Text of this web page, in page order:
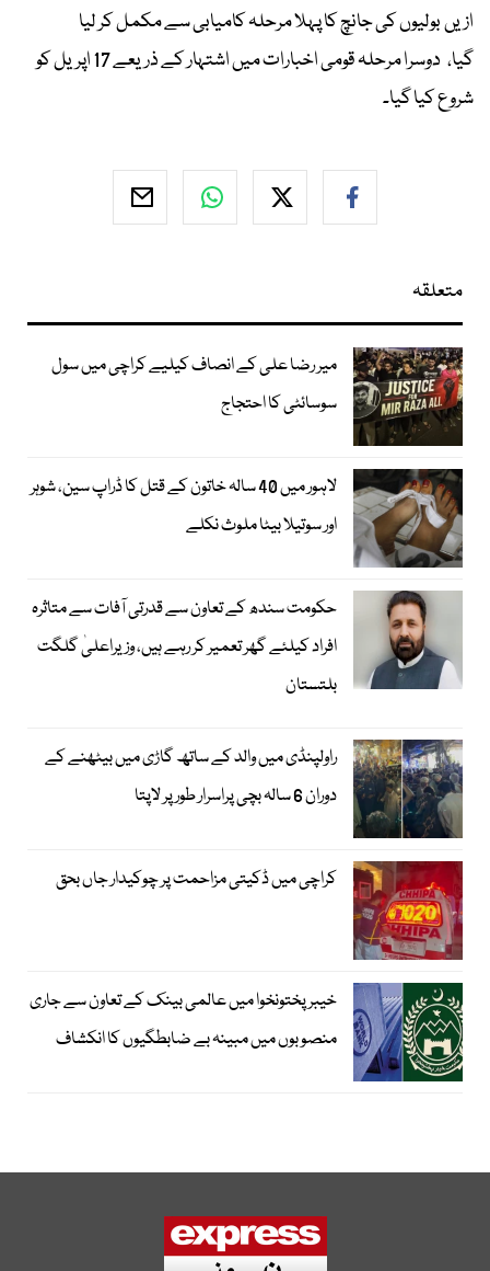
ازیں بولیوں کی جانچ کا پہلا مرحلہ کامیابی سے مکمل کر لیا
گیا، دوسرا مرحلہ قومی اخبارات میں اشتہار کے ذریعے 17 اپریل کو
شروع کیا گیا۔
متعلقہ
میر رضا علی کے انصاف کیلیے کراچی میں سول
سوسائٹی کا احتجاج
لاہور میں 40 سالہ خاتون کے قتل کا ڈراپ سین، شوہر
اور سوتیلا بیٹا ملوث نکلے
حکومت سندھ کے تعاون سے قدرتی آفات سے متاثرہ
افراد کیلئے گھر تعمیر کر رہے ہیں، وزیراعلیٰ گلگت
بلتستان
راولپنڈی میں والد کے ساتھ گاڑی میں بیٹھنے کے
دوران 6 سالہ بچی پراسرار طور پر لاپتا
کراچی میں ڈکیتی مزاحمت پر چوکیدار جاں بحق
خیبرپختونخوا میں عالمی بینک کے تعاون سے جاری
منصوبوں میں مبینہ بے ضابطگیوں کا انکشاف